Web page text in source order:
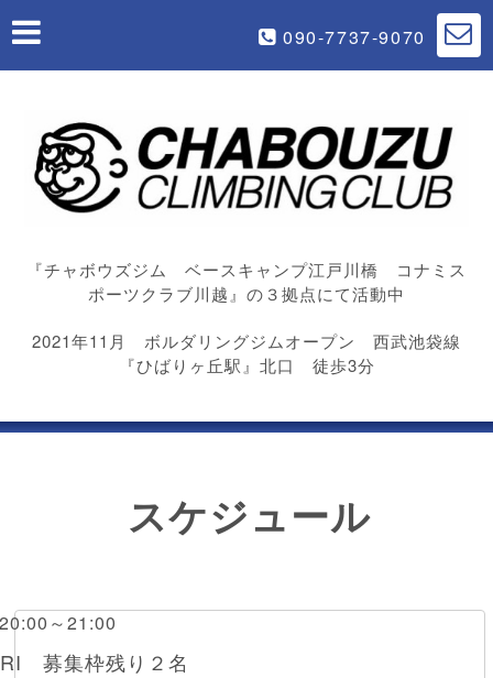
090-7737-9070
『チャボウズジム ベースキャンプ江戸川橋 コナミス
ポーツクラブ川越』の３拠点にて活動中
2021年11月 ボルダリングジムオープン 西武池袋線
『ひばりヶ丘駅』北口 徒歩3分
スケジュール
～21:00
募集枠残り２名